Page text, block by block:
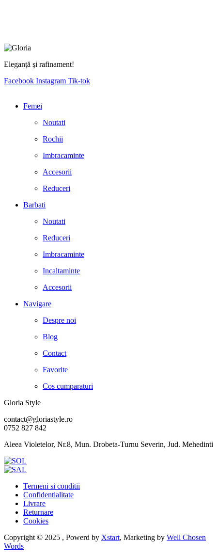
Eleganţă şi rafinament!
Facebook Instagram Tik-tok
Femei
Noutati
Rochii
Imbracaminte
Accesorii
Reduceri
Barbati
Noutati
Reduceri
Imbracaminte
Incaltaminte
Accesorii
Navigare
Despre noi
Blog
Contact
Favorite
Cos cumparaturi
Gloria Style
contact@gloriastyle.ro
0752 827 842
Aleea Violetelor, Nr.8, Mun. Drobeta-Turnu Severin, Jud. Mehedinti
Termeni si conditii
Confidentialitate
Livrare
Returnare
Cookies
Copyright © 2025 , Powerd by Xstart, Marketing by Well Chosen
Words